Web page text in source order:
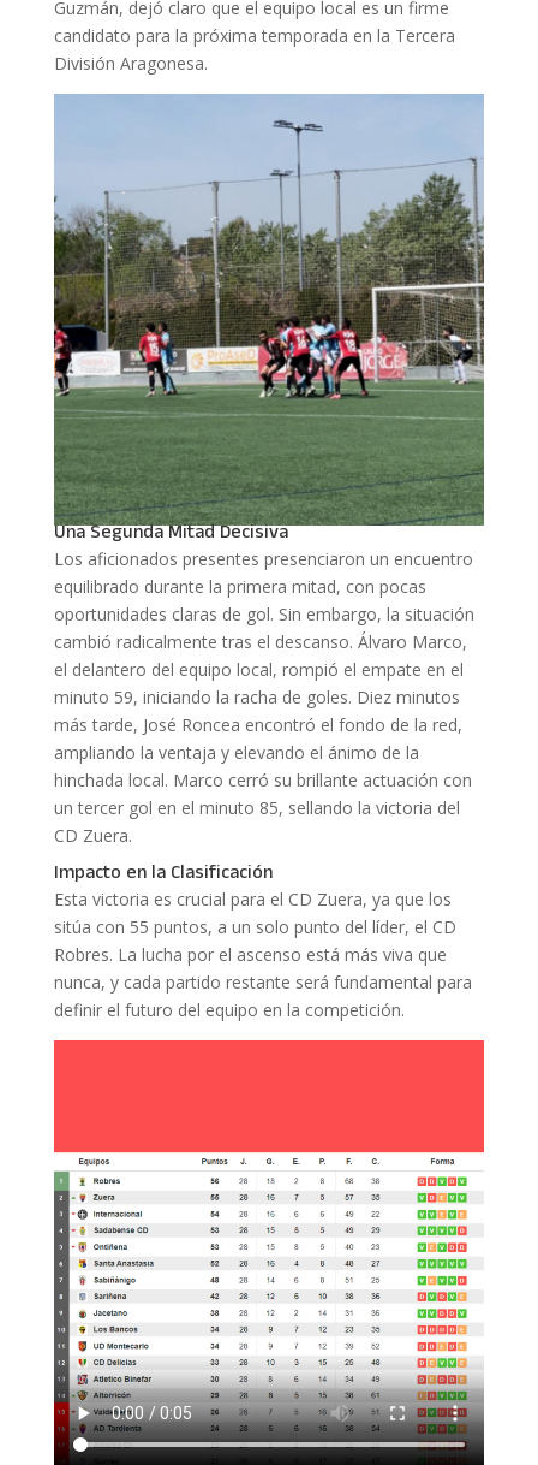
Guzmán, dejó claro que el equipo local es un firme
candidato para la próxima temporada en la Tercera
División Aragonesa.
Una Segunda Mitad Decisiva
Los aficionados presentes presenciaron un encuentro
equilibrado durante la primera mitad, con pocas
oportunidades claras de gol. Sin embargo, la situación
cambió radicalmente tras el descanso. Álvaro Marco,
el delantero del equipo local, rompió el empate en el
minuto 59, iniciando la racha de goles. Diez minutos
más tarde, José Roncea encontró el fondo de la red,
ampliando la ventaja y elevando el ánimo de la
hinchada local. Marco cerró su brillante actuación con
un tercer gol en el minuto 85, sellando la victoria del
CD Zuera.
Impacto en la Clasificación
Esta victoria es crucial para el CD Zuera, ya que los
sitúa con 55 puntos, a un solo punto del líder, el CD
Robres. La lucha por el ascenso está más viva que
nunca, y cada partido restante será fundamental para
definir el futuro del equipo en la competición.